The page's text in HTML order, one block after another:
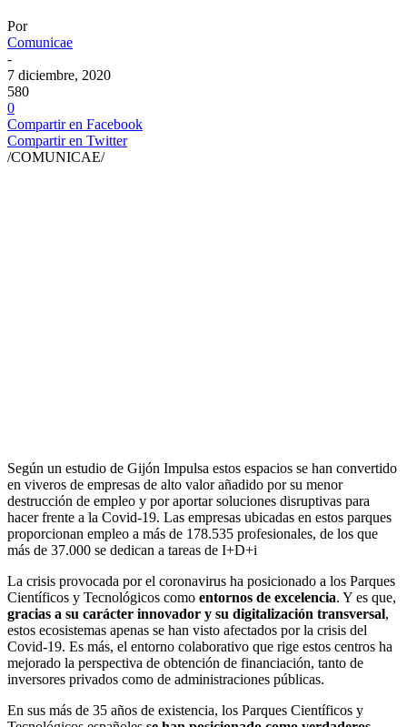
Por
Comunicae
-
7 diciembre, 2020
580
0
Compartir en Facebook
Compartir en Twitter
/COMUNICAE/
Según un estudio de Gijón Impulsa estos espacios se han convertido
en viveros de empresas de alto valor añadido por su menor
destrucción de empleo y por aportar soluciones disruptivas para
hacer frente a la Covid-19. Las empresas ubicadas en estos parques
proporcionan empleo a más de 178.535 profesionales, de los que
más de 37.000 se dedican a tareas de I+D+i
La crisis provocada por el coronavirus ha posicionado a los Parques
Científicos y Tecnológicos como entornos de excelencia. Y es que,
gracias a su carácter innovador y su digitalización transversal,
estos ecosistemas apenas se han visto afectados por la crisis del
Covid-19. Es más, el entorno colaborativo que rige estos centros ha
mejorado la perspectiva de obtención de financiación, tanto de
inversores privados como de administraciones públicas.
En sus más de 35 años de existencia, los Parques Científicos y